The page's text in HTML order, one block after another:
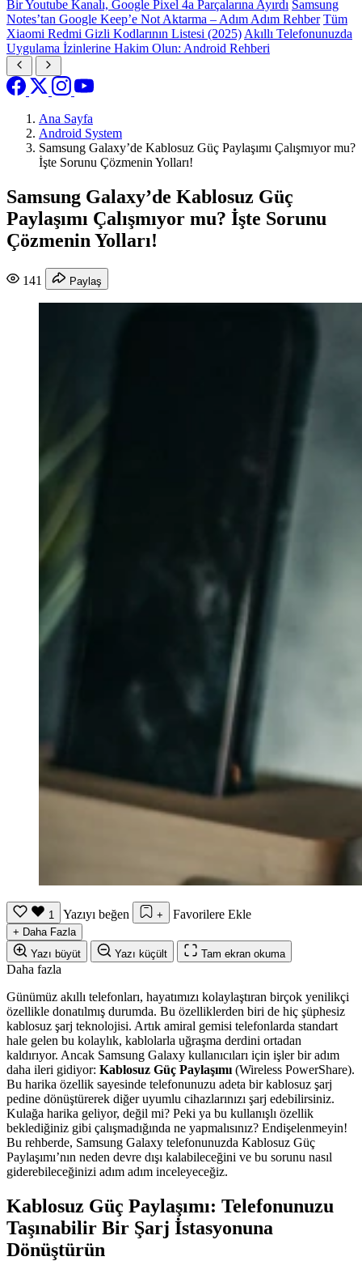
Bir Youtube Kanalı, Google Pixel 4a Parçalarına Ayırdı Samsung
Notes’tan Google Keep’e Not Aktarma – Adım Adım Rehber Tüm
Xiaomi Redmi Gizli Kodlarının Listesi (2025) Akıllı Telefonunuzda
Uygulama İzinlerine Hakim Olun: Android Rehberi
Ana Sayfa
Android System
Samsung Galaxy’de Kablosuz Güç Paylaşımı Çalışmıyor mu?
İşte Sorunu Çözmenin Yolları!
Samsung Galaxy’de Kablosuz Güç
Paylaşımı Çalışmıyor mu? İşte Sorunu
Çözmenin Yolları!
141 Paylaş
1 Yazıyı beğen + Favorilere Ekle
+ Daha Fazla
Yazı büyüt
Yazı küçült Tam ekran okuma
Daha fazla
Günümüz akıllı telefonları, hayatımızı kolaylaştıran birçok yenilikçi
özellikle donatılmış durumda. Bu özelliklerden biri de hiç şüphesiz
kablosuz şarj teknolojisi. Artık amiral gemisi telefonlarda standart
hale gelen bu kolaylık, kablolarla uğraşma derdini ortadan
kaldırıyor. Ancak Samsung Galaxy kullanıcıları için işler bir adım
daha ileri gidiyor: Kablosuz Güç Paylaşımı (Wireless PowerShare).
Bu harika özellik sayesinde telefonunuzu adeta bir kablosuz şarj
pedine dönüştürerek diğer uyumlu cihazlarınızı şarj edebilirsiniz.
Kulağa harika geliyor, değil mi? Peki ya bu kullanışlı özellik
beklediğiniz gibi çalışmadığında ne yapmalısınız? Endişelenmeyin!
Bu rehberde, Samsung Galaxy telefonunuzda Kablosuz Güç
Paylaşımı’nın neden devre dışı kalabileceğini ve bu sorunu nasıl
giderebileceğinizi adım adım inceleyeceğiz.
Kablosuz Güç Paylaşımı: Telefonunuzu
Taşınabilir Bir Şarj İstasyonuna
Dönüştürün